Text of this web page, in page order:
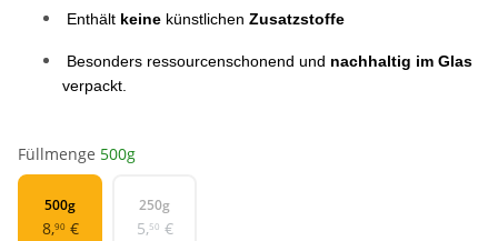
Enthält keine künstlichen Zusatzstoffe
Besonders ressourcenschonend und nachhaltig im Glas
verpackt.
Füllmenge 500g
500g
500g
8,90€
250g
250g
5,50 €